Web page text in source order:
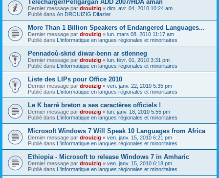
Télécharger/Pellgargañ ADD 2007/HDA amañ
Dernier message par drouizig « dim. avr. 04, 2010 10:24 am
Publié dans An DROUIZIG Difazier
More Than 1 Billion Speakers of Endangered Languages...
Dernier message par drouizig « lun. mars 08, 2010 11:17 am
Publié dans L'informatique en langues régionales et minoritaires
Pennadoù-skrid diwar-benn ar stlenneg
Dernier message par drouizig « lun. févr. 01, 2010 3:31 pm
Publié dans L'informatique en langues régionales et minoritaires
Liste des LIPs pour Office 2010
Dernier message par drouizig « ven. janv. 22, 2010 5:35 pm
Publié dans L'informatique en langues régionales et minoritaires
Le K barré breton a ses caractères officiels !
Dernier message par drouizig « lun. janv. 18, 2010 5:55 pm
Publié dans L'informatique en langues régionales et minoritaires
Microsoft Windows 7 Will Speak 10 Languages from Africa
Dernier message par drouizig « ven. janv. 15, 2010 6:21 pm
Publié dans L'informatique en langues régionales et minoritaires
Ethiopia - Microsoft to release Windows 7 in Amharic
Dernier message par drouizig « ven. janv. 15, 2010 6:18 pm
Publié dans L'informatique en langues régionales et minoritaires